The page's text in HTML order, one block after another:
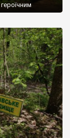
але саме тут
окремих
не